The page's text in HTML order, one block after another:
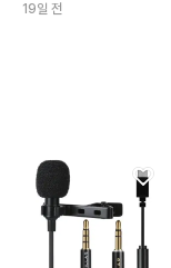
19일 전